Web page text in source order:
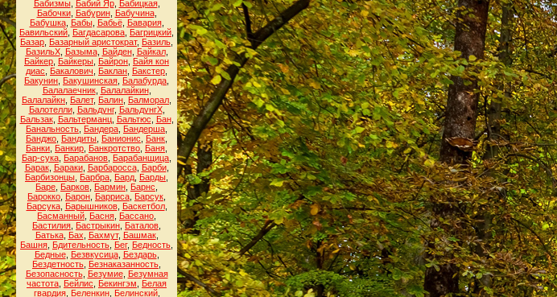
Бабизмы, Бабий Яр, Бабицкая,
Бабочки, Бабурин, Бабучина,
Бабушка, Бабы, Бабьё, Бавария,
Бавильский Багдасарова Багрицкий
Базар Базарный аристократ, Базиль
БазильХ, Базыма, Байден, Байкал,
Байкер Байкеры Байрон Байя кон
диас
Бакалович Баклан Бакстер
Бакунин Бакушинская Балабурда
Балалаечник, Балалайкин,
Балалайкн Балет, Балин Балморал
Балотелли, Бальдунг, БальдунгХ,
Бальзак, Бальтерманц, Бальтюс Бан,
Банальность Бандера Бандерша
Банджо Бандиты Банионис Банк
Банки Банкир Банкротство Баня
Бар-сука Барабанов Барабанщица
Барак, Бараки, Барбаросса, Барби,
Барбизонцы Барбра Бард Барды
Баре Барков Бармин Барнс
Барокко Барон Барриса Барсук
Барсука, Барышников, Баскетбол,
Басманный Басня Бассано
Бастилия Бастрыкин Баталов
Батька, Бах Бахмут, Башмак,
Башня Бдительность Бег, Бедность
Бедные, Безвкусица, Бездарь,
Бездетность Безнаказанность
Безопасность, Безумие, Безумная
частота Бейлис Бекингэм
Белая
гвардия, Беленкин, Белинский,